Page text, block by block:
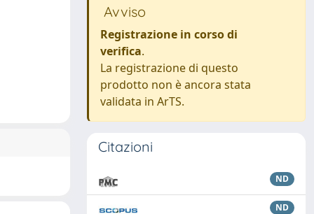
Avviso
Registrazione in corso di
verifica.
La registrazione di questo
prodotto non è ancora stata
validata in ArTS.
Citazioni
ND
ND